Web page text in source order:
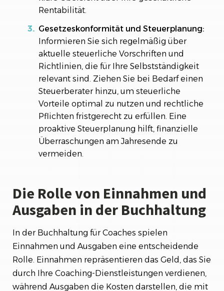
Rentabilität.
Gesetzeskonformität und Steuerplanung:
Informieren Sie sich regelmäßig über
aktuelle steuerliche Vorschriften und
Richtlinien, die für Ihre Selbstständigkeit
relevant sind. Ziehen Sie bei Bedarf einen
Steuerberater hinzu, um steuerliche
Vorteile optimal zu nutzen und rechtliche
Pflichten fristgerecht zu erfüllen. Eine
proaktive Steuerplanung hilft, finanzielle
Überraschungen am Jahresende zu
vermeiden.
Die Rolle von Einnahmen und
Ausgaben in der Buchhaltung
In der Buchhaltung für Coaches spielen
Einnahmen und Ausgaben eine entscheidende
Rolle. Einnahmen repräsentieren das Geld, das Sie
durch Ihre Coaching-Dienstleistungen verdienen,
während Ausgaben die Kosten darstellen, die mit